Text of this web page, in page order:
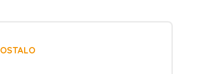
OSTALO